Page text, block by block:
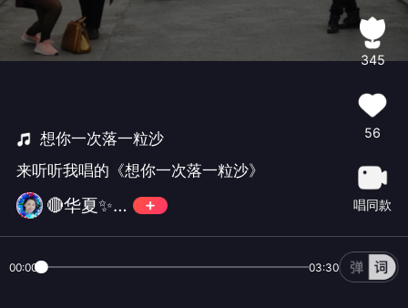
想你一次落一粒沙
来听听我唱的《想你一次落一粒沙》
🔴华夏✨世界之秀💎
345
56
唱同款
00:00 03:30